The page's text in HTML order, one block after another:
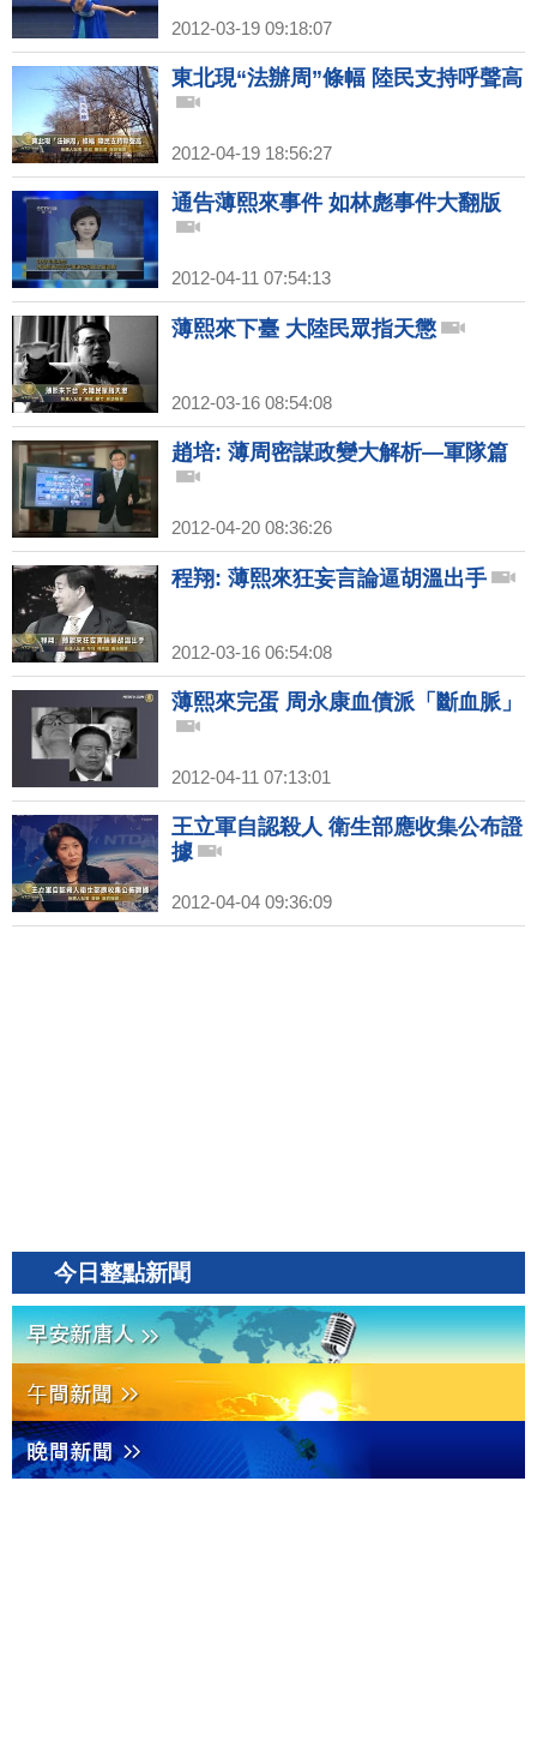
2012-03-19 09:18:07
東北現“法辦周”條幅 陸民支持呼聲高
2012-04-19 18:56:27
通告薄熙來事件 如林彪事件大翻版
2012-04-11 07:54:13
薄熙來下臺 大陸民眾指天懲
2012-03-16 08:54:08
趙培: 薄周密謀政變大解析—軍隊篇
2012-04-20 08:36:26
程翔: 薄熙來狂妄言論逼胡溫出手
2012-03-16 06:54:08
薄熙來完蛋 周永康血債派「斷血脈」
2012-04-11 07:13:01
王立軍自認殺人 衛生部應收集公布證
據
2012-04-04 09:36:09
今日整點新聞